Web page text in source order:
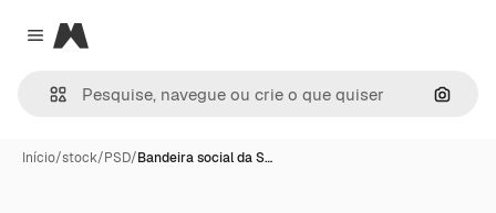
Close menu
Magnific
Início/stock/PSD/Bandeira social da S…